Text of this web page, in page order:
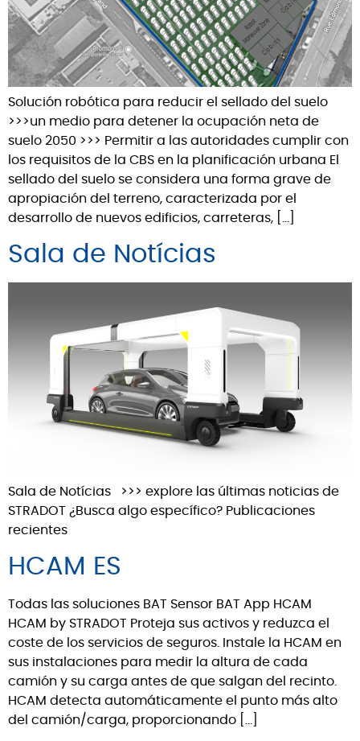
Solución robótica para reducir el sellado del suelo
>>>un medio para detener la ocupación neta de
suelo 2050 >>> Permitir a las autoridades cumplir con
los requisitos de la CBS en la planificación urbana El
sellado del suelo se considera una forma grave de
apropiación del terreno, caracterizada por el
desarrollo de nuevos edificios, carreteras, […]
Sala de Notícias
Sala de Notícias >>> explore las últimas noticias de
STRADOT ¿Busca algo específico? Publicaciones
recientes
HCAM ES
Todas las soluciones BAT Sensor BAT App HCAM
HCAM by STRADOT Proteja sus activos y reduzca el
coste de los servicios de seguros. Instale la HCAM en
sus instalaciones para medir la altura de cada
camión y su carga antes de que salgan del recinto.
HCAM detecta automáticamente el punto más alto
del camión/carga, proporcionando […]